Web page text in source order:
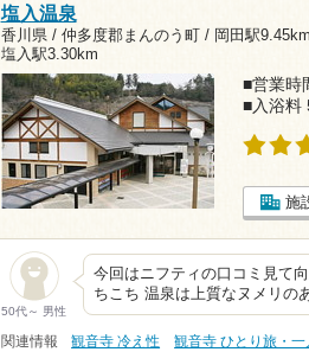
塩入温泉
香川県 / 仲多度郡まんのう町 / 岡田駅9.45km
塩入駅3.30km
■営業時
■入浴料
施
50代～ 男性
今回はニフティの口コミ見て
ちこち 温泉は上質なヌメリの
関連情報 観音寺 冷え性 観音寺 ひとり旅・一